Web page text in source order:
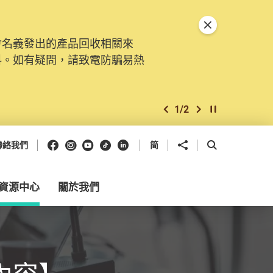
義發出的產品回收相關來
如有疑問，請致電防騙易熱
上一個
1/2 下一個開始/暫停幻燈
關閉特別通告
絡我們 Facebook
Instagram
Youtube
抖音領英 简 分享到 開啟搜尋框
源中心 關於我們